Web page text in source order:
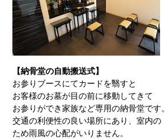
【納骨堂の自動搬送式】
お参りブースにてカードを翳すと
お客様のお墓が目の前に移動してきて
お参りができ家族など専用の納骨堂です。
交通の利便性の良い場所にあり、室内の
ため雨風の心配がいりません。